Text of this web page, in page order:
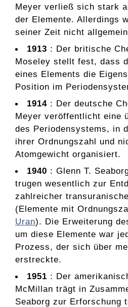
Meyer verließ sich stark
der Elemente. Allerdings
seiner Zeit nicht
1913 : Der britische
Moseley stellt fest, dass
eines Elements die
Position im
1914 : Der deutsche
Meyer veröffentlicht eine
des Periodensystems, in
ihrer Ordnungszahl und
Atomgewicht organisiert.
1940 : Glenn T.
trugen wesentlich zur
zahlreicher
(Elemente mit
Uran). Die Erweiterung
um diese Elemente war
Prozess, der sich über
erstreckte.
1951 : Der
McMillan trägt in
Seaborg zur Erforschung